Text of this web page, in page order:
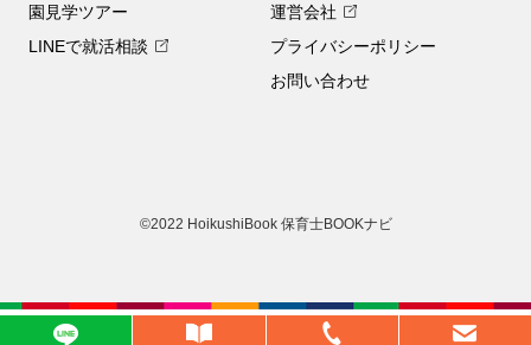
園見学ツアー
LINEで就活相談
運営会社
プライバシーポリシー
お問い合わせ
©2022 HoikushiBook 保育士BOOKナビ